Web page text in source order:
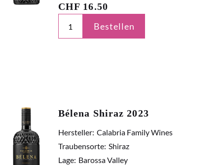
CHF 16.50
Bestellen
Bélena Shiraz 2023
Hersteller: Calabria Family Wines
Traubensorte: Shiraz
Lage: Barossa Valley